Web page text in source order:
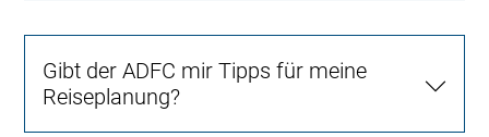
Gibt der ADFC mir Tipps für meine
Reiseplanung?